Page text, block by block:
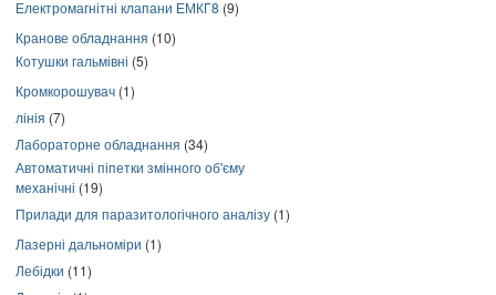
Електромагнітні клапани ЕМКГ8 (9)
Кранове обладнання (10)
Котушки гальмівні (5)
Кромкорошувач (1)
лінія (7)
Лабораторне обладнання (34)
Автоматичні піпетки змінного об'єму
механічні (19)
Прилади для паразитологічного аналізу (1)
Лазерні дальноміри (1)
Лебідки (11)